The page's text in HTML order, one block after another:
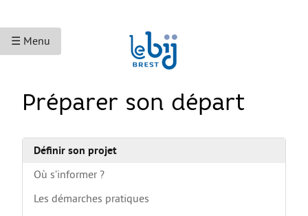
☰ Menu
ACCUEIL
Droits sociaux et services
Bourses et aides financières
Se déplacer
Préparer son départ
Définir son projet
Où s’informer ?
Les démarches pratiques